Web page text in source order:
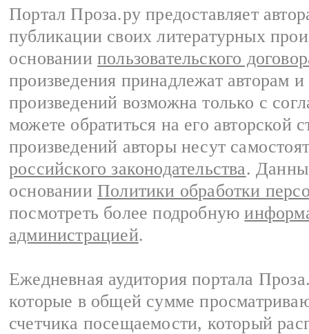
Портал Проза.ру предоставляет
публикации своих литературных
основании пользовательского
произведения принадлежат авторам
произведений возможна только с
можете обратиться на его авторской
произведений авторы несут
российского законодательства.
основании Политики обработки
посмотреть более подробную
администрацией.
Ежедневная аудитория портала
которые в общей сумме
счетчика посещаемости, который